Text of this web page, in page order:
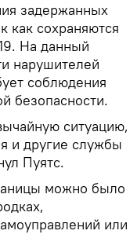
задержанных
как сохраняются
На данный
нарушителей
соблюдения
безопасности.
ситуацию,
и другие службы
Пуятс.
можно было
или